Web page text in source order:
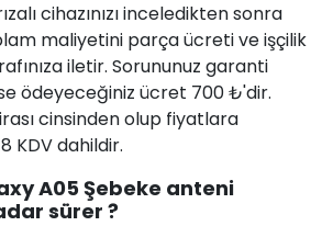
cihazınızı inceledikten sonra
maliyetini parça ücreti ve işçilik
iletir. Sorununuz garanti
ödeyeceğiniz ücret 700 ₺'dir.
cinsinden olup fiyatlara
KDV dahildir.
A05 Şebeke anteni
sürer ?